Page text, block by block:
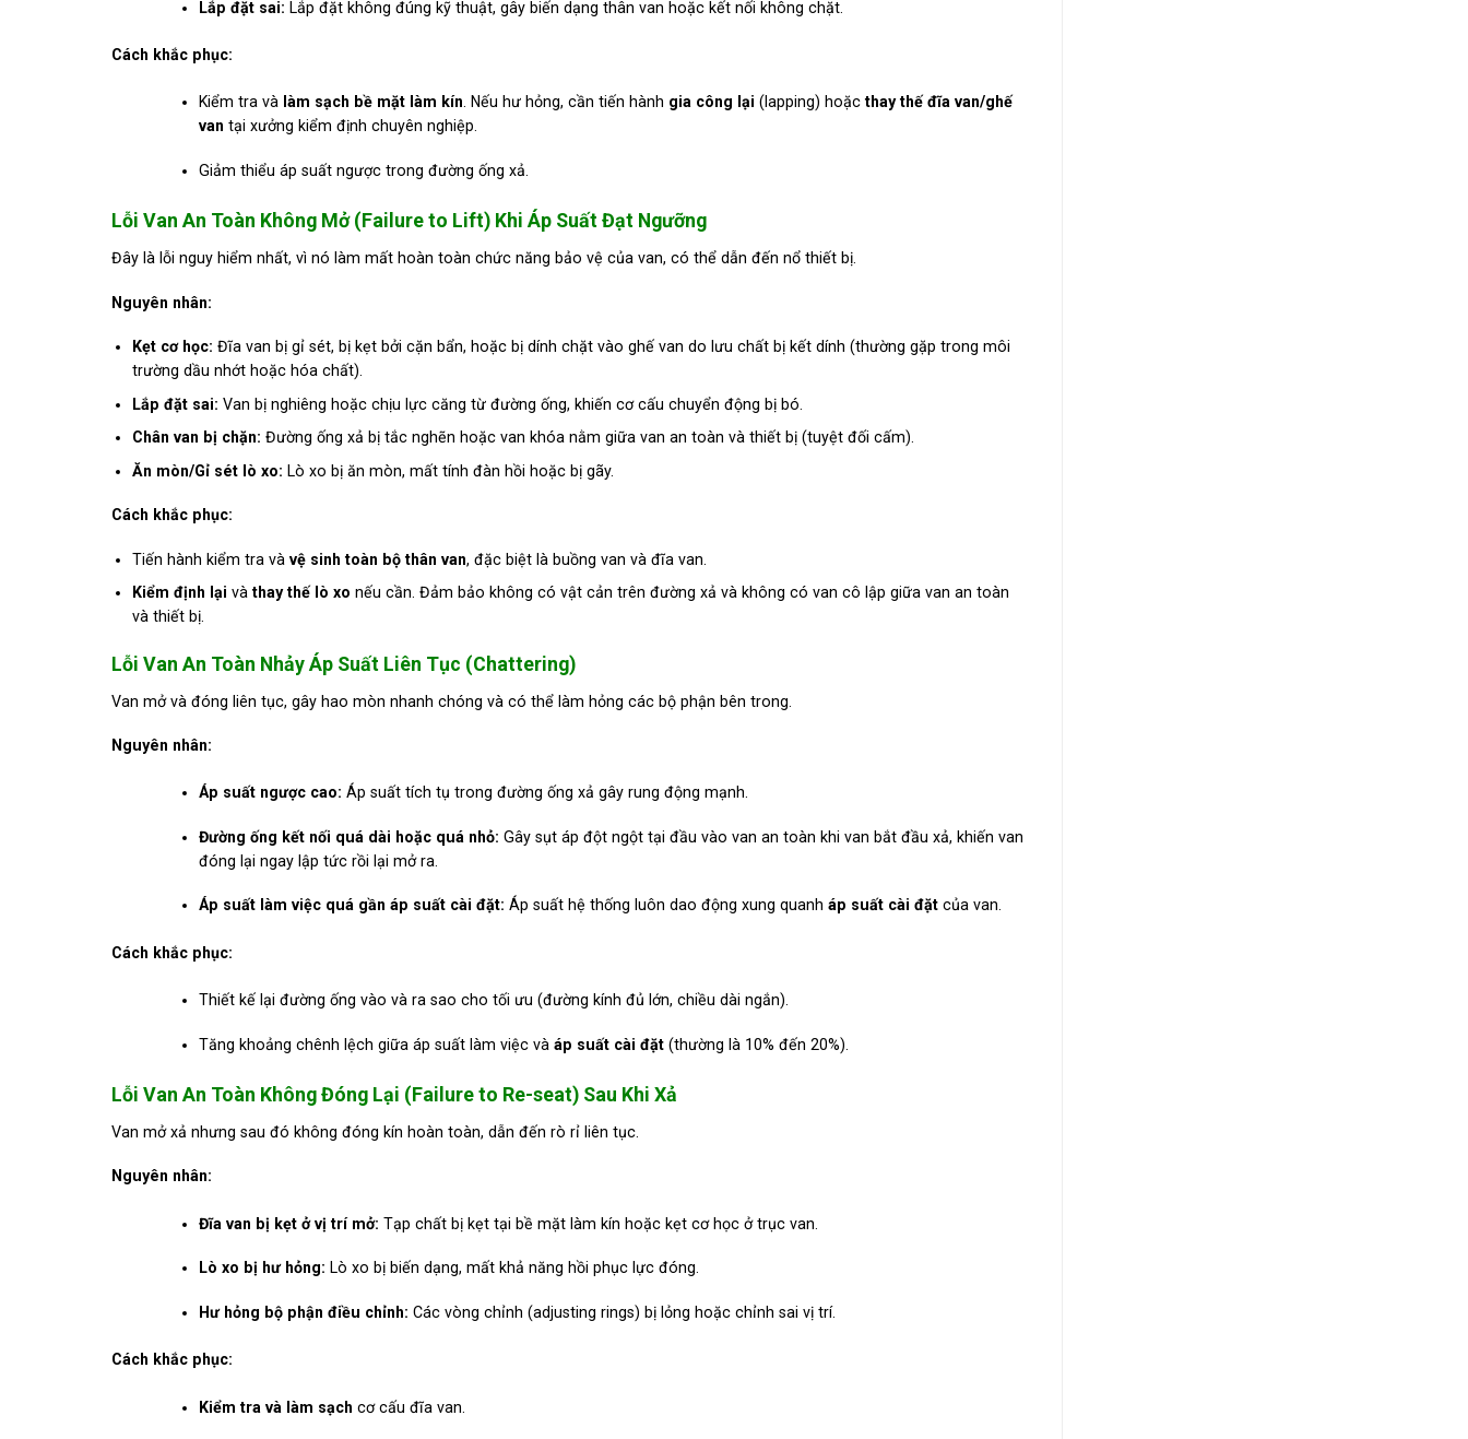
Lắp đặt sai: Lắp đặt không đúng kỹ thuật, gây biến dạng thân van hoặc kết nối không chặt.
Cách khắc phục:
Kiểm tra và làm sạch bề mặt làm kín. Nếu hư hỏng, cần tiến hành gia công lại (lapping) hoặcthay thế đĩa van/ghế
van tại xưởng kiểm định chuyên nghiệp.
Giảm thiểu áp suất ngược trong đường ống xả.
Lỗi Van An Toàn Không Mở (Failure to Lift) Khi Áp Suất Đạt Ngưỡng
Đây là lỗi nguy hiểm nhất, vì nó làm mất hoàn toàn chức năng bảo vệ của van, có thể dẫn đến nổ thiết bị.
Nguyên nhân:
Kẹt cơ học: Đĩa van bị gỉ sét, bị kẹt bởi cặn bẩn, hoặc bị dính chặt vào ghế van do lưu chất bị kết dính (thường gặp trong môi
trường dầu nhớt hoặc hóa chất).
Lắp đặt sai: Van bị nghiêng hoặc chịu lực căng từ đường ống, khiến cơ cấu chuyển động bị bó.
Chân van bị chặn: Đường ống xả bị tắc nghẽn hoặc van khóa nằm giữa van an toàn và thiết bị (tuyệt đối cấm).
Ăn mòn/Gỉ sét lò xo: Lò xo bị ăn mòn, mất tính đàn hồi hoặc bị gãy.
Cách khắc phục:
Tiến hành kiểm tra và vệ sinh toàn bộ thân van, đặc biệt là buồng van và đĩa van.
Kiểm định lại vàthay thế lò xo nếu cần. Đảm bảo không có vật cản trên đường xả và không có van cô lập giữa van an toàn
và thiết bị.
Lỗi Van An Toàn Nhảy Áp Suất Liên Tục (Chattering)
Van mở và đóng liên tục, gây hao mòn nhanh chóng và có thể làm hỏng các bộ phận bên trong.
Nguyên nhân:
Áp suất ngược cao: Áp suất tích tụ trong đường ống xả gây rung động mạnh.
Đường ống kết nối quá dài hoặc quá nhỏ: Gây sụt áp đột ngột tại đầu vào van an toàn khi van bắt đầu xả, khiến van
đóng lại ngay lập tức rồi lại mở ra.
Áp suất làm việc quá gần áp suất cài đặt: Áp suất hệ thống luôn dao động xung quanh áp suất cài đặtcủa van.
Cách khắc phục:
Thiết kế lại đường ống vào và ra sao cho tối ưu (đường kính đủ lớn, chiều dài ngắn).
Tăng khoảng chênh lệch giữa áp suất làm việc và áp suất cài đặt(thường là 10% đến 20%).
Lỗi Van An Toàn Không Đóng Lại (Failure to Re-seat) Sau Khi Xả
Van mở xả nhưng sau đó không đóng kín hoàn toàn, dẫn đến rò rỉ liên tục.
Nguyên nhân:
Đĩa van bị kẹt ở vị trí mở: Tạp chất bị kẹt tại bề mặt làm kín hoặc kẹt cơ học ở trục van.
Lò xo bị hư hỏng: Lò xo bị biến dạng, mất khả năng hồi phục lực đóng.
Hư hỏng bộ phận điều chỉnh: Các vòng chỉnh (adjusting rings) bị lỏng hoặc chỉnh sai vị trí.
Cách khắc phục:
Kiểm tra và làm sạch cơ cấu đĩa van.